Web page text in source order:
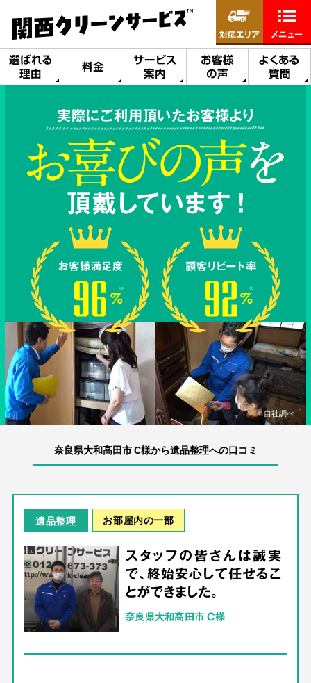
選ばれる
理由
料金
サービス
案内
お客様
の声
よくある
質問
対応エリア メニュー
実際にご利用頂いたお客様より
※自社調べ
奈良県大和高田市 C様から遺品整理への口コミ
遺品整理 お部屋内の一部
スタッフの皆さんは誠実
で、終始安心して任せるこ
とができました。
奈良県大和高田市 C様